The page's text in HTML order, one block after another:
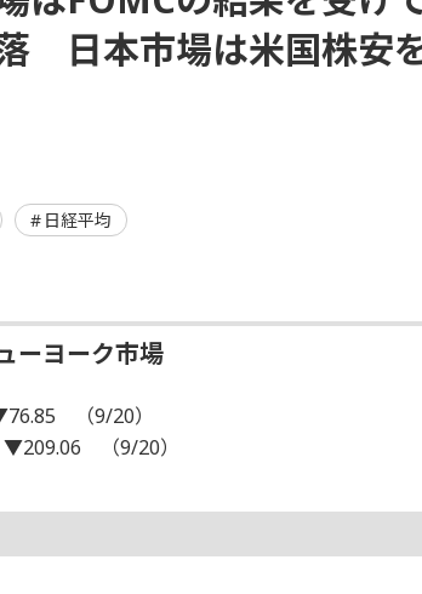
日本市場は米国株安
日経平均
ーヨーク市場
（9/20）
（9/20）